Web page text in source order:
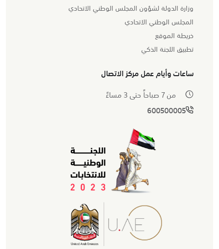
وزارة الدولة لشؤون المجلس الوطني الاتحادي
المجلس الوطني الاتحادي
خريطة الموقع
تطبيق اللجنة الذكي
ساعات وأيام عمل مركز الاتصال
من 7 صباحاً حتى 3 مساءً
600500005